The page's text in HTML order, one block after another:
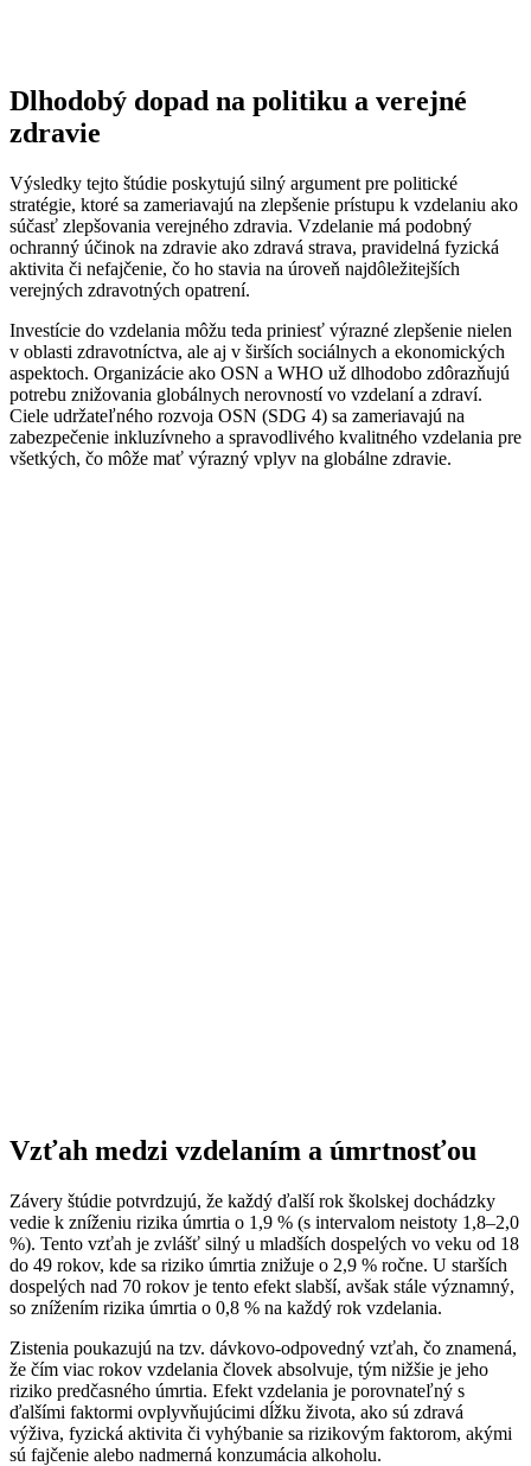
Dlhodobý dopad na politiku a verejné
zdravie
Výsledky tejto štúdie poskytujú silný argument pre politické
stratégie, ktoré sa zameriavajú na zlepšenie prístupu k vzdelaniu ako
súčasť zlepšovania verejného zdravia. Vzdelanie má podobný
ochranný účinok na zdravie ako zdravá strava, pravidelná fyzická
aktivita či nefajčenie, čo ho stavia na úroveň najdôležitejších
verejných zdravotných opatrení.
Investície do vzdelania môžu teda priniesť výrazné zlepšenie nielen
v oblasti zdravotníctva, ale aj v širších sociálnych a ekonomických
aspektoch. Organizácie ako OSN a WHO už dlhodobo zdôrazňujú
potrebu znižovania globálnych nerovností vo vzdelaní a zdraví.
Ciele udržateľného rozvoja OSN (SDG 4) sa zameriavajú na
zabezpečenie inkluzívneho a spravodlivého kvalitného vzdelania pre
všetkých, čo môže mať výrazný vplyv na globálne zdravie.
Vzťah medzi vzdelaním a úmrtnosťou
Závery štúdie potvrdzujú, že každý ďalší rok školskej dochádzky
vedie k zníženiu rizika úmrtia o 1,9 % (s intervalom neistoty 1,8–2,0
%). Tento vzťah je zvlášť silný u mladších dospelých vo veku od 18
do 49 rokov, kde sa riziko úmrtia znižuje o 2,9 % ročne. U starších
dospelých nad 70 rokov je tento efekt slabší, avšak stále významný,
so znížením rizika úmrtia o 0,8 % na každý rok vzdelania.
Zistenia poukazujú na tzv. dávkovo-odpovedný vzťah, čo znamená,
že čím viac rokov vzdelania človek absolvuje, tým nižšie je jeho
riziko predčasného úmrtia. Efekt vzdelania je porovnateľný s
ďalšími faktormi ovplyvňujúcimi dĺžku života, ako sú zdravá
výživa, fyzická aktivita či vyhýbanie sa rizikovým faktorom, akými
sú fajčenie alebo nadmerná konzumácia alkoholu.